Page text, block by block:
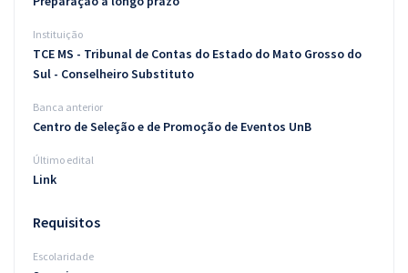
Blog
Instituição
TCE MS - Tribunal de Contas do Estado do Mato Grosso do
Sul - Conselheiro Substituto
Banca anterior
Centro de Seleção e de Promoção de Eventos UnB
Último edital
Link
Requisitos
Escolaridade